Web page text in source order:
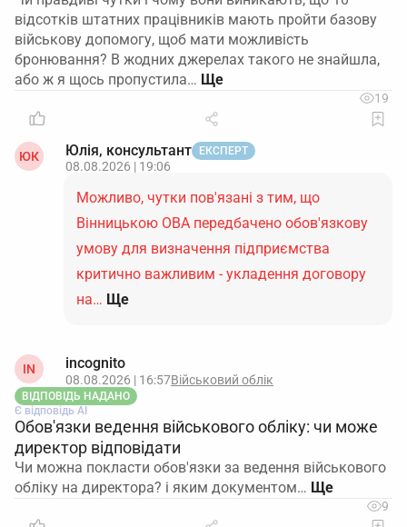
відсотків штатних працівників мають пройти базову
військову допомогу, щоб мати можливість
бронювання? В жодних джерелах такого не знайшла,
або ж я щось пропустила…
19
ЮК Юлія, консультант ЕКСПЕРТ
08.08.2026 | 19:06
Можливо, чутки пов'язані з тим, що
Вінницькою ОВА передбачено обов'язкову
умову для визначення підприємства
критично важливим - укладення договору
на… Ще
IN incognito
08.08.2026 | 16:57Військовий облік
ВІДПОВІДЬ НАДАНО
Є відповідь АІ
Обов'язки ведення військового обліку: чи може
директор відповідати
Чи можна покласти обов'язки за ведення військового
обліку на директора? і яким документом…
9